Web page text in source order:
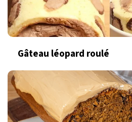
Gâteau léopard roulé